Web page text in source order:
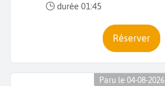
durée 01:45
Réserver
Paru le 04-08-2026